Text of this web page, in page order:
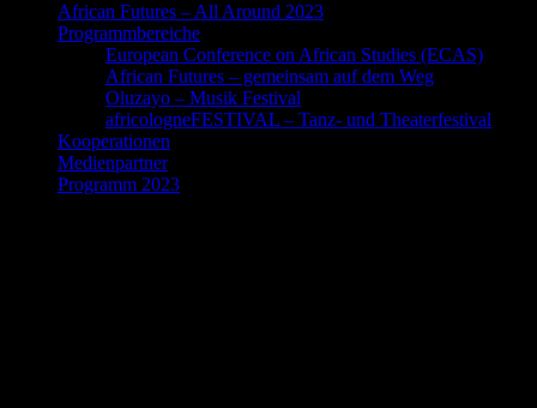
African Futures – All Around 2023
Programmbereiche
European Conference on African Studies (ECAS)
African Futures – gemeinsam auf dem Weg
Oluzayo – Musik Festival
africologneFESTIVAL – Tanz- und Theaterfestival
Kooperationen
Medienpartner
Programm 2023